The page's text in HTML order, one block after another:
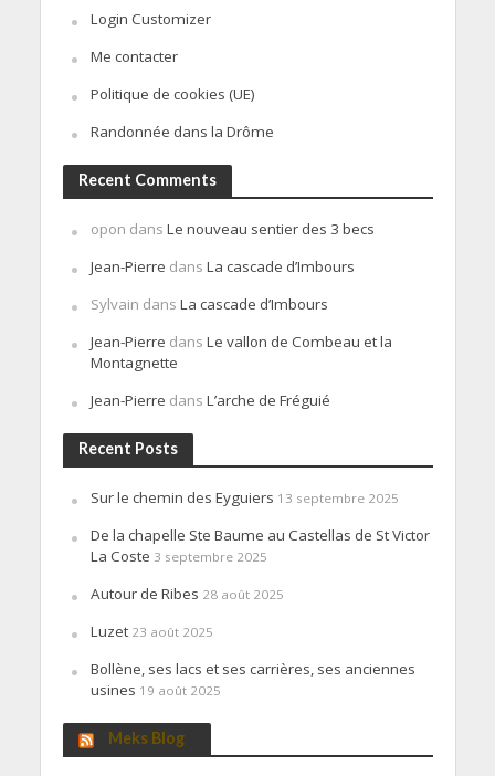
Login Customizer
Me contacter
Politique de cookies (UE)
Randonnée dans la Drôme
Recent Comments
opon dans Le nouveau sentier des 3 becs
Jean-Pierre dans La cascade d’Imbours
Sylvain dans La cascade d’Imbours
Jean-Pierre dans Le vallon de Combeau et la
Montagnette
Jean-Pierre dans L’arche de Fréguié
Recent Posts
Sur le chemin des Eyguiers 13 septembre 2025
De la chapelle Ste Baume au Castellas de St Victor
La Coste 3 septembre 2025
Autour de Ribes 28 août 2025
Luzet 23 août 2025
Bollène, ses lacs et ses carrières, ses anciennes
usines 19 août 2025
Meks Blog